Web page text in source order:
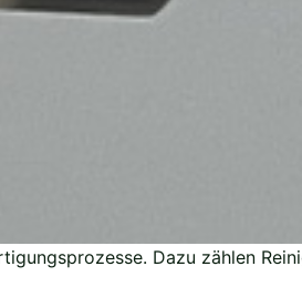
Dazu zählen